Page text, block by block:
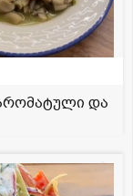
და